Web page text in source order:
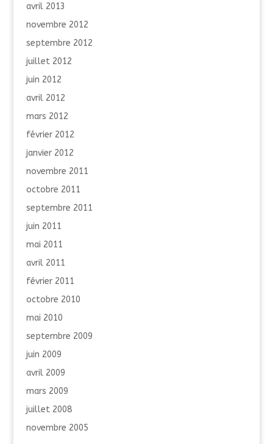
avril 2013
novembre 2012
septembre 2012
juillet 2012
juin 2012
avril 2012
mars 2012
février 2012
janvier 2012
novembre 2011
octobre 2011
septembre 2011
juin 2011
mai 2011
avril 2011
février 2011
octobre 2010
mai 2010
septembre 2009
juin 2009
avril 2009
mars 2009
juillet 2008
novembre 2005